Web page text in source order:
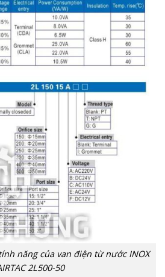
năng của van điện từ nước INOX
2L500-50